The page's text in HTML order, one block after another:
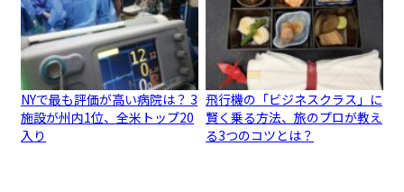
NYで最も評価が高い病院は？ 3
施設が州内1位、全米トップ20
入り
飛行機の「ビジネスクラス」に
賢く乗る方法、旅のプロが教え
る3つのコツとは？